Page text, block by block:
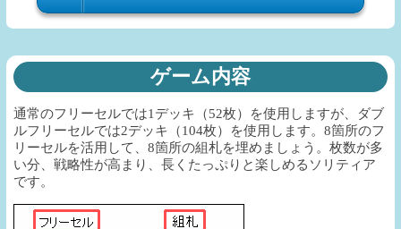
ゲーム内容
通常のフリーセルでは1デッキ（52枚）を使用しますが、ダブ
ルフリーセルでは2デッキ（104枚）を使用します。8箇所のフ
リーセルを活用して、8箇所の組札を埋めましょう。枚数が多
い分、戦略性が高まり、長くたっぷりと楽しめるソリティア
です。